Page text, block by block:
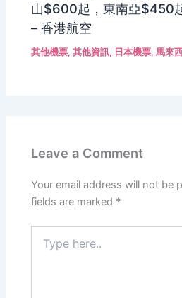
山$600起，東南亞$450
– 香港航空
其他機票,其他資訊, 日本機票,馬來
Leave a Comment
Your email address will not be
fields are marked *
here..